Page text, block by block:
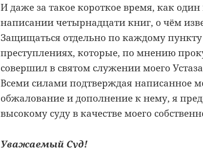
И даже за такое короткое время, как
написании четырнадцати книг, о чём
Защищаться отдельно по каждому
преступлениях, которые, по мнению
совершил в святом служении моего
Всеми силами подтверждая написанное
обжалование и дополнение к нему, я
высокому суду в качестве моего
Уважаемый Суд!